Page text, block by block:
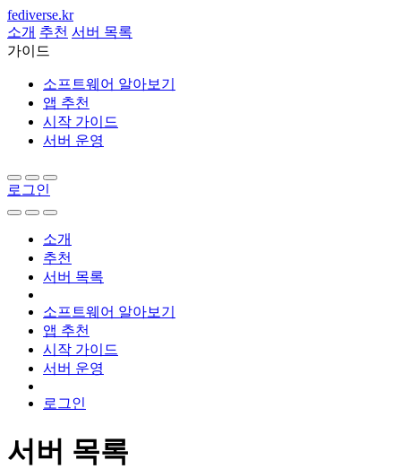
fediverse.kr
소개 추천 서버 목록
가이드
소프트웨어 알아보기
앱 추천
시작 가이드
서버 운영
로그인
소개
추천
서버 목록
소프트웨어 알아보기
앱 추천
시작 가이드
서버 운영
로그인
서버 목록